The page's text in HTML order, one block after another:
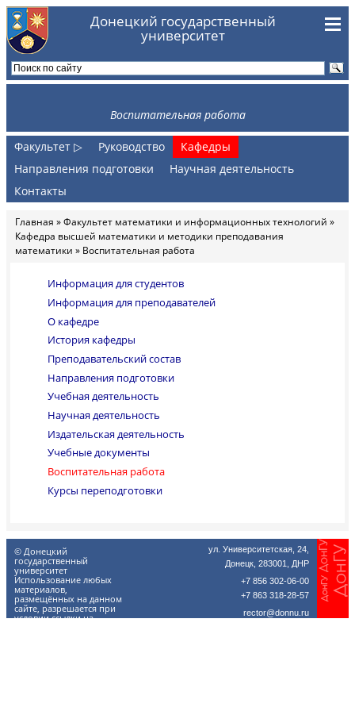
Перейти к основному содержаниюДонецкий государственный
университет
Воспитательная работа
Факультет ▷ Руководство
Кафедры
Направления подготовки
Научная деятельность
Контакты
Вы здесь
Главная »Факультет математики и информационных технологий »
Кафедра высшей математики и методики преподавания
математики » Воспитательная работа
Информация для студентов
Информация для преподавателей
О кафедре
История кафедры
Преподавательский состав
Направления подготовки
Учебная деятельность
Научная деятельность
Издательская деятельность
Учебные документы
Воспитательная работа
Курсы переподготовки
ул. Университетская, 24,
Донецк, 283001, ДНР
+7 856 302-06-00
+7 863 318-28-57
rector@donnu.ru
© Донецкий
государственный
университет
Использование любых
материалов,
размещённых на данном
сайте, разрешается при
условии ссылки на